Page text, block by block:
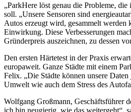
„ParkHere löst genau die Probleme,
soll. „Unsere Sensoren sind
Autos erzeugt wird, gesammelt werden
Einwirkung. Diese Verbesserungen
Gründerpreis auszeichnen, zu dessen
Den ersten Härtetest in der Praxis
europaweit. Ganze Städte mit einem
Felix. „Die Städte können unsere
Umwelt wie auch dem Stress des
Wolfgang Großmann, Geschäftsführer
ich bin neugierig, wie das weitergeht“,